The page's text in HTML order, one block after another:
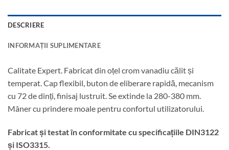
DESCRIERE
INFORMAȚII SUPLIMENTARE
Calitate Expert. Fabricat din oțel crom vanadiu călit și
temperat. Cap flexibil, buton de eliberare rapidă, mecanism
cu 72 de dinți, finisaj lustruit. Se extinde la 280-380 mm.
Mâner cu prindere moale pentru confortul utilizatorului.
Fabricat și testat în conformitate cu specificațiile DIN3122
și ISO3315.